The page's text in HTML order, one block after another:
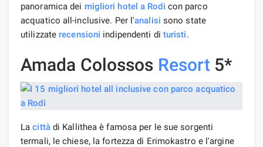
panoramica dei migliori hotel a Rodi con parco
acquatico all-inclusive. Per l'analisi sono state
utilizzate recensioni indipendenti di turisti.
Amada Colossos Resort 5*
Lacittàdi Kallithea è famosa per le sue sorgenti
termali, le chiese, la fortezza di Erimokastro e l'argine